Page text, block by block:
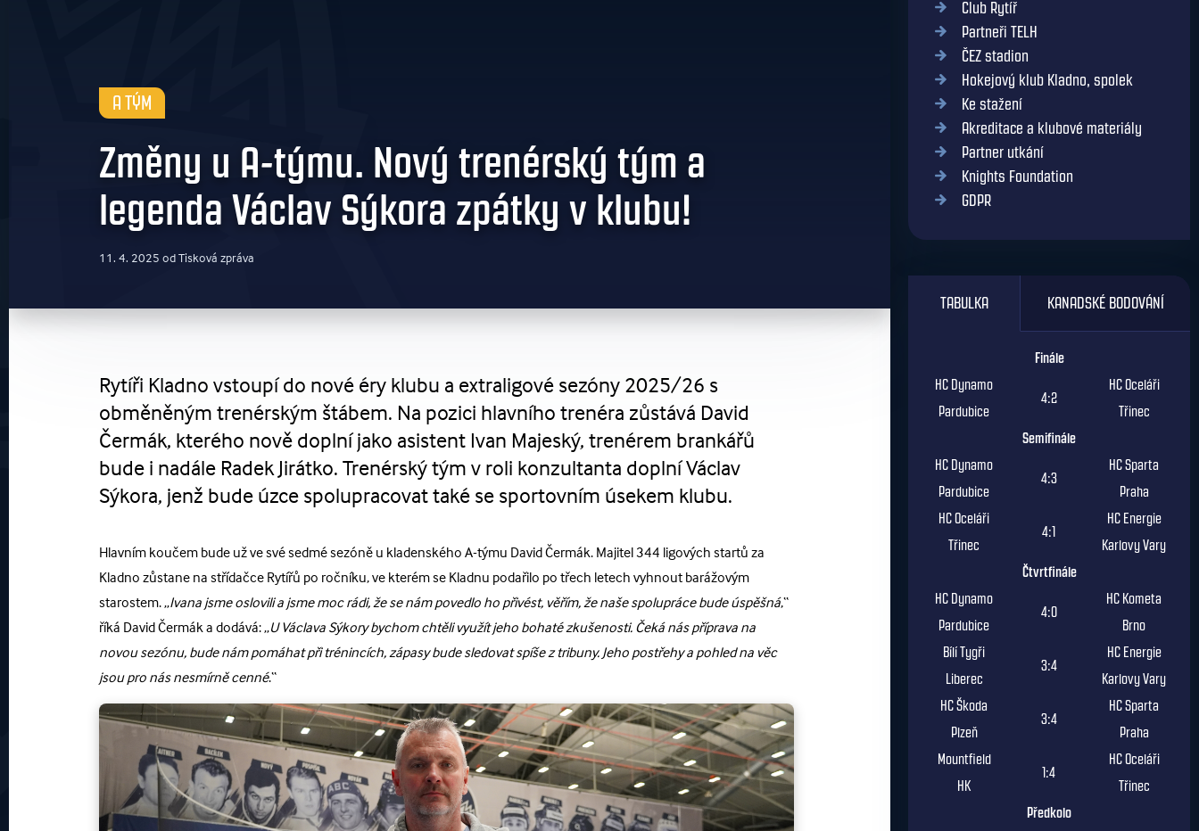
A TÝM
Změny u A-týmu. Nový trenérský tým a
legenda Václav Sýkora zpátky v klubu!
11. 4. 2025 od Tisková zpráva
Rytíři Kladno vstoupí do nové éry klubu a extraligové sezóny 2025/26 s
obměněným trenérským štábem. Na pozici hlavního trenéra zůstává David
Čermák, kterého nově doplní jako asistent Ivan Majeský, trenérem brankářů
bude i nadále Radek Jirátko. Trenérský tým v roli konzultanta doplní Václav
Sýkora, jenž bude úzce spolupracovat také se sportovním úsekem klubu.
Hlavním koučem bude už ve své sedmé sezóně u kladenského A-týmu David Čermák. Majitel 344 ligových startů za
Kladno zůstane na střídačce Rytířů po ročníku, ve kterém se Kladnu podařilo po třech letech vyhnout barážovým
starostem. „Ivana jsme oslovili a jsme moc rádi, že se nám povedlo ho přivést, věřím, že naše spolupráce bude úspěšná,“
říká David Čermák a dodává: „U Václava Sýkory bychom chtěli využít jeho bohaté zkušenosti. Čeká nás příprava na
novou sezónu, bude nám pomáhat při trénincích, zápasy bude sledovat spíše z tribuny. Jeho postřehy a pohled na věc
jsou pro nás nesmírně cenné.“
Club Rytíř
Partneři TELH
ČEZ stadion
Hokejový klub Kladno, spolek
Ke stažení
Akreditace a klubové materiály
Partner utkání
Knights Foundation
GDPR
TABULKA KANADSKÉ BODOVÁNÍ
Finále
HC Dynamo
Pardubice
4:2
HC Oceláři
Třinec
Semifinále
HC Dynamo
Pardubice
4:3
HC Sparta
Praha
HC Oceláři
Třinec
4:1
HC Energie
Karlovy Vary
Čtvrtfinále
HC Dynamo
Pardubice
4:0
HC Kometa
Brno
Bílí Tygři
Liberec
3:4
HC Energie
Karlovy Vary
HC Škoda
Plzeň
3:4
HC Sparta
Praha
Mountfield
HK
1:4
HC Oceláři
Třinec
Předkolo